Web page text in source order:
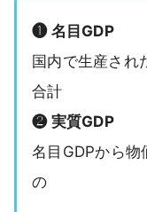
❶ 名目GDP
国内で生産され
合計
❷ 実質GDP
名目GDPから物
の